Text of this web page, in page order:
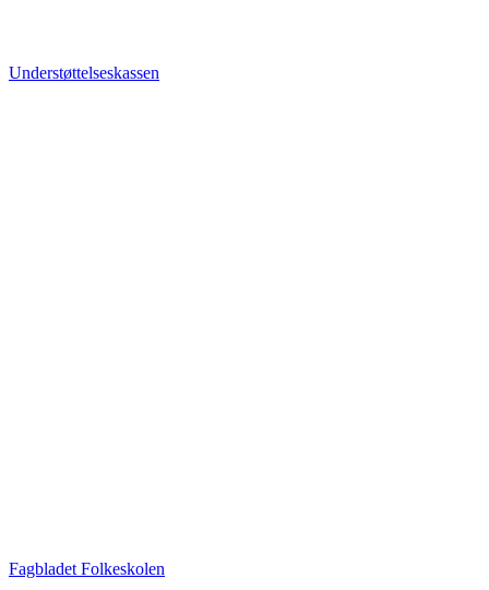
Understøttelseskassen
Fagbladet Folkeskolen